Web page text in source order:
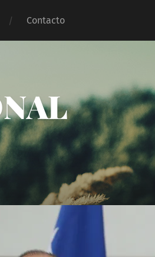
Contacto